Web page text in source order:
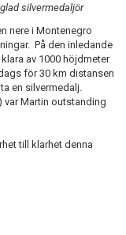
silvermedaljör
nere i Montenegro
På den inledande
av 1000 höjdmeter
för 30 km distansen
en silvermedalj.
var Martin outstanding
till klarhet denna